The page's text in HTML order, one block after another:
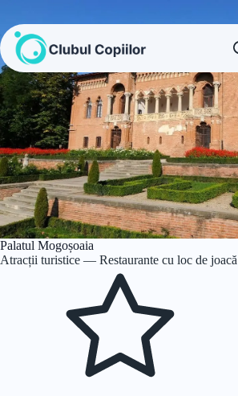
conținut
Palatul Mogoșoaia
Atracții turistice — Restaurante cu loc de joacă